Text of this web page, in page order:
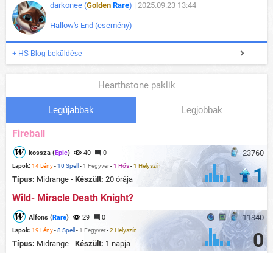
darkonee (Golden Rare) | 2025.09.23 13:44
Hallow's End (esemény)
+ HS Blog beküldése
Hearthstone paklik
Legújabbak Legjobbak
Fireball
23760
kossza (Epic) 40 0
Lapok: 14 Lény-10 Spell - 1 Fegyver-1 Hős-1 Helyszín
Típus: Midrange - Készült: 20 órája 1
Wild- Miracle Death Knight?
11840
Alfons (Rare) 29 0
Lapok: 19 Lény-8 Spell - 1 Fegyver-2 Helyszín
Típus: Midrange - Készült: 1 napja 0